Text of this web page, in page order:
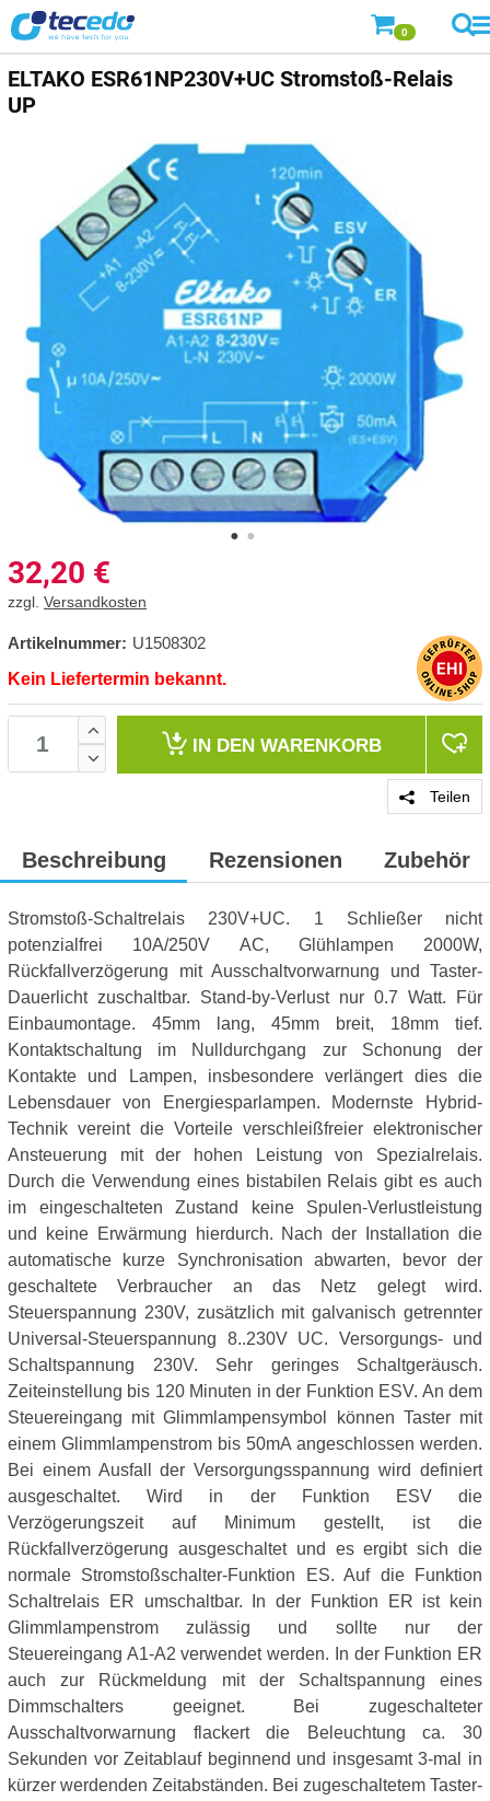
0
ELTAKO ESR61NP230V+UC Stromstoß-Relais
UP
32,20 €
zzgl. Versandkosten
Artikelnummer: U1508302
Kein Liefertermin bekannt.
IN DEN WARENKORB
Teilen
Beschreibung Rezensionen Zubehör
Stromstoß-Schaltrelais 230V+UC. 1 Schließer nicht
potenzialfrei 10A/250V AC, Glühlampen 2000W,
Rückfallverzögerung mit Ausschaltvorwarnung und Taster-
Dauerlicht zuschaltbar. Stand-by-Verlust nur 0.7 Watt. Für
Einbaumontage. 45mm lang, 45mm breit, 18mm tief.
Kontaktschaltung im Nulldurchgang zur Schonung der
Kontakte und Lampen, insbesondere verlängert dies die
Lebensdauer von Energiesparlampen. Modernste Hybrid-
Technik vereint die Vorteile verschleißfreier elektronischer
Ansteuerung mit der hohen Leistung von Spezialrelais.
Durch die Verwendung eines bistabilen Relais gibt es auch
im eingeschalteten Zustand keine Spulen-Verlustleistung
und keine Erwärmung hierdurch. Nach der Installation die
automatische kurze Synchronisation abwarten, bevor der
geschaltete Verbraucher an das Netz gelegt wird.
Steuerspannung 230V, zusätzlich mit galvanisch getrennter
Universal-Steuerspannung 8..230V UC. Versorgungs- und
Schaltspannung 230V. Sehr geringes Schaltgeräusch.
Zeiteinstellung bis 120 Minuten in der Funktion ESV. An dem
Steuereingang mit Glimmlampensymbol können Taster mit
einem Glimmlampenstrom bis 50mA angeschlossen werden.
Bei einem Ausfall der Versorgungsspannung wird definiert
ausgeschaltet. Wird in der Funktion ESV die
Verzögerungszeit auf Minimum gestellt, ist die
Rückfallverzögerung ausgeschaltet und es ergibt sich die
normale Stromstoßschalter-Funktion ES. Auf die Funktion
Schaltrelais ER umschaltbar. In der Funktion ER ist kein
Glimmlampenstrom zulässig und sollte nur der
Steuereingang A1-A2 verwendet werden. In der Funktion ER
auch zur Rückmeldung mit der Schaltspannung eines
Dimmschalters geeignet. Bei zugeschalteter
Ausschaltvorwarnung flackert die Beleuchtung ca. 30
Sekunden vor Zeitablauf beginnend und insgesamt 3-mal in
kürzer werdenden Zeitabständen. Bei zugeschaltetem Taster-